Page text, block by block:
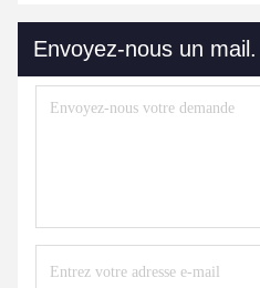
Envoyez-nous un mail.